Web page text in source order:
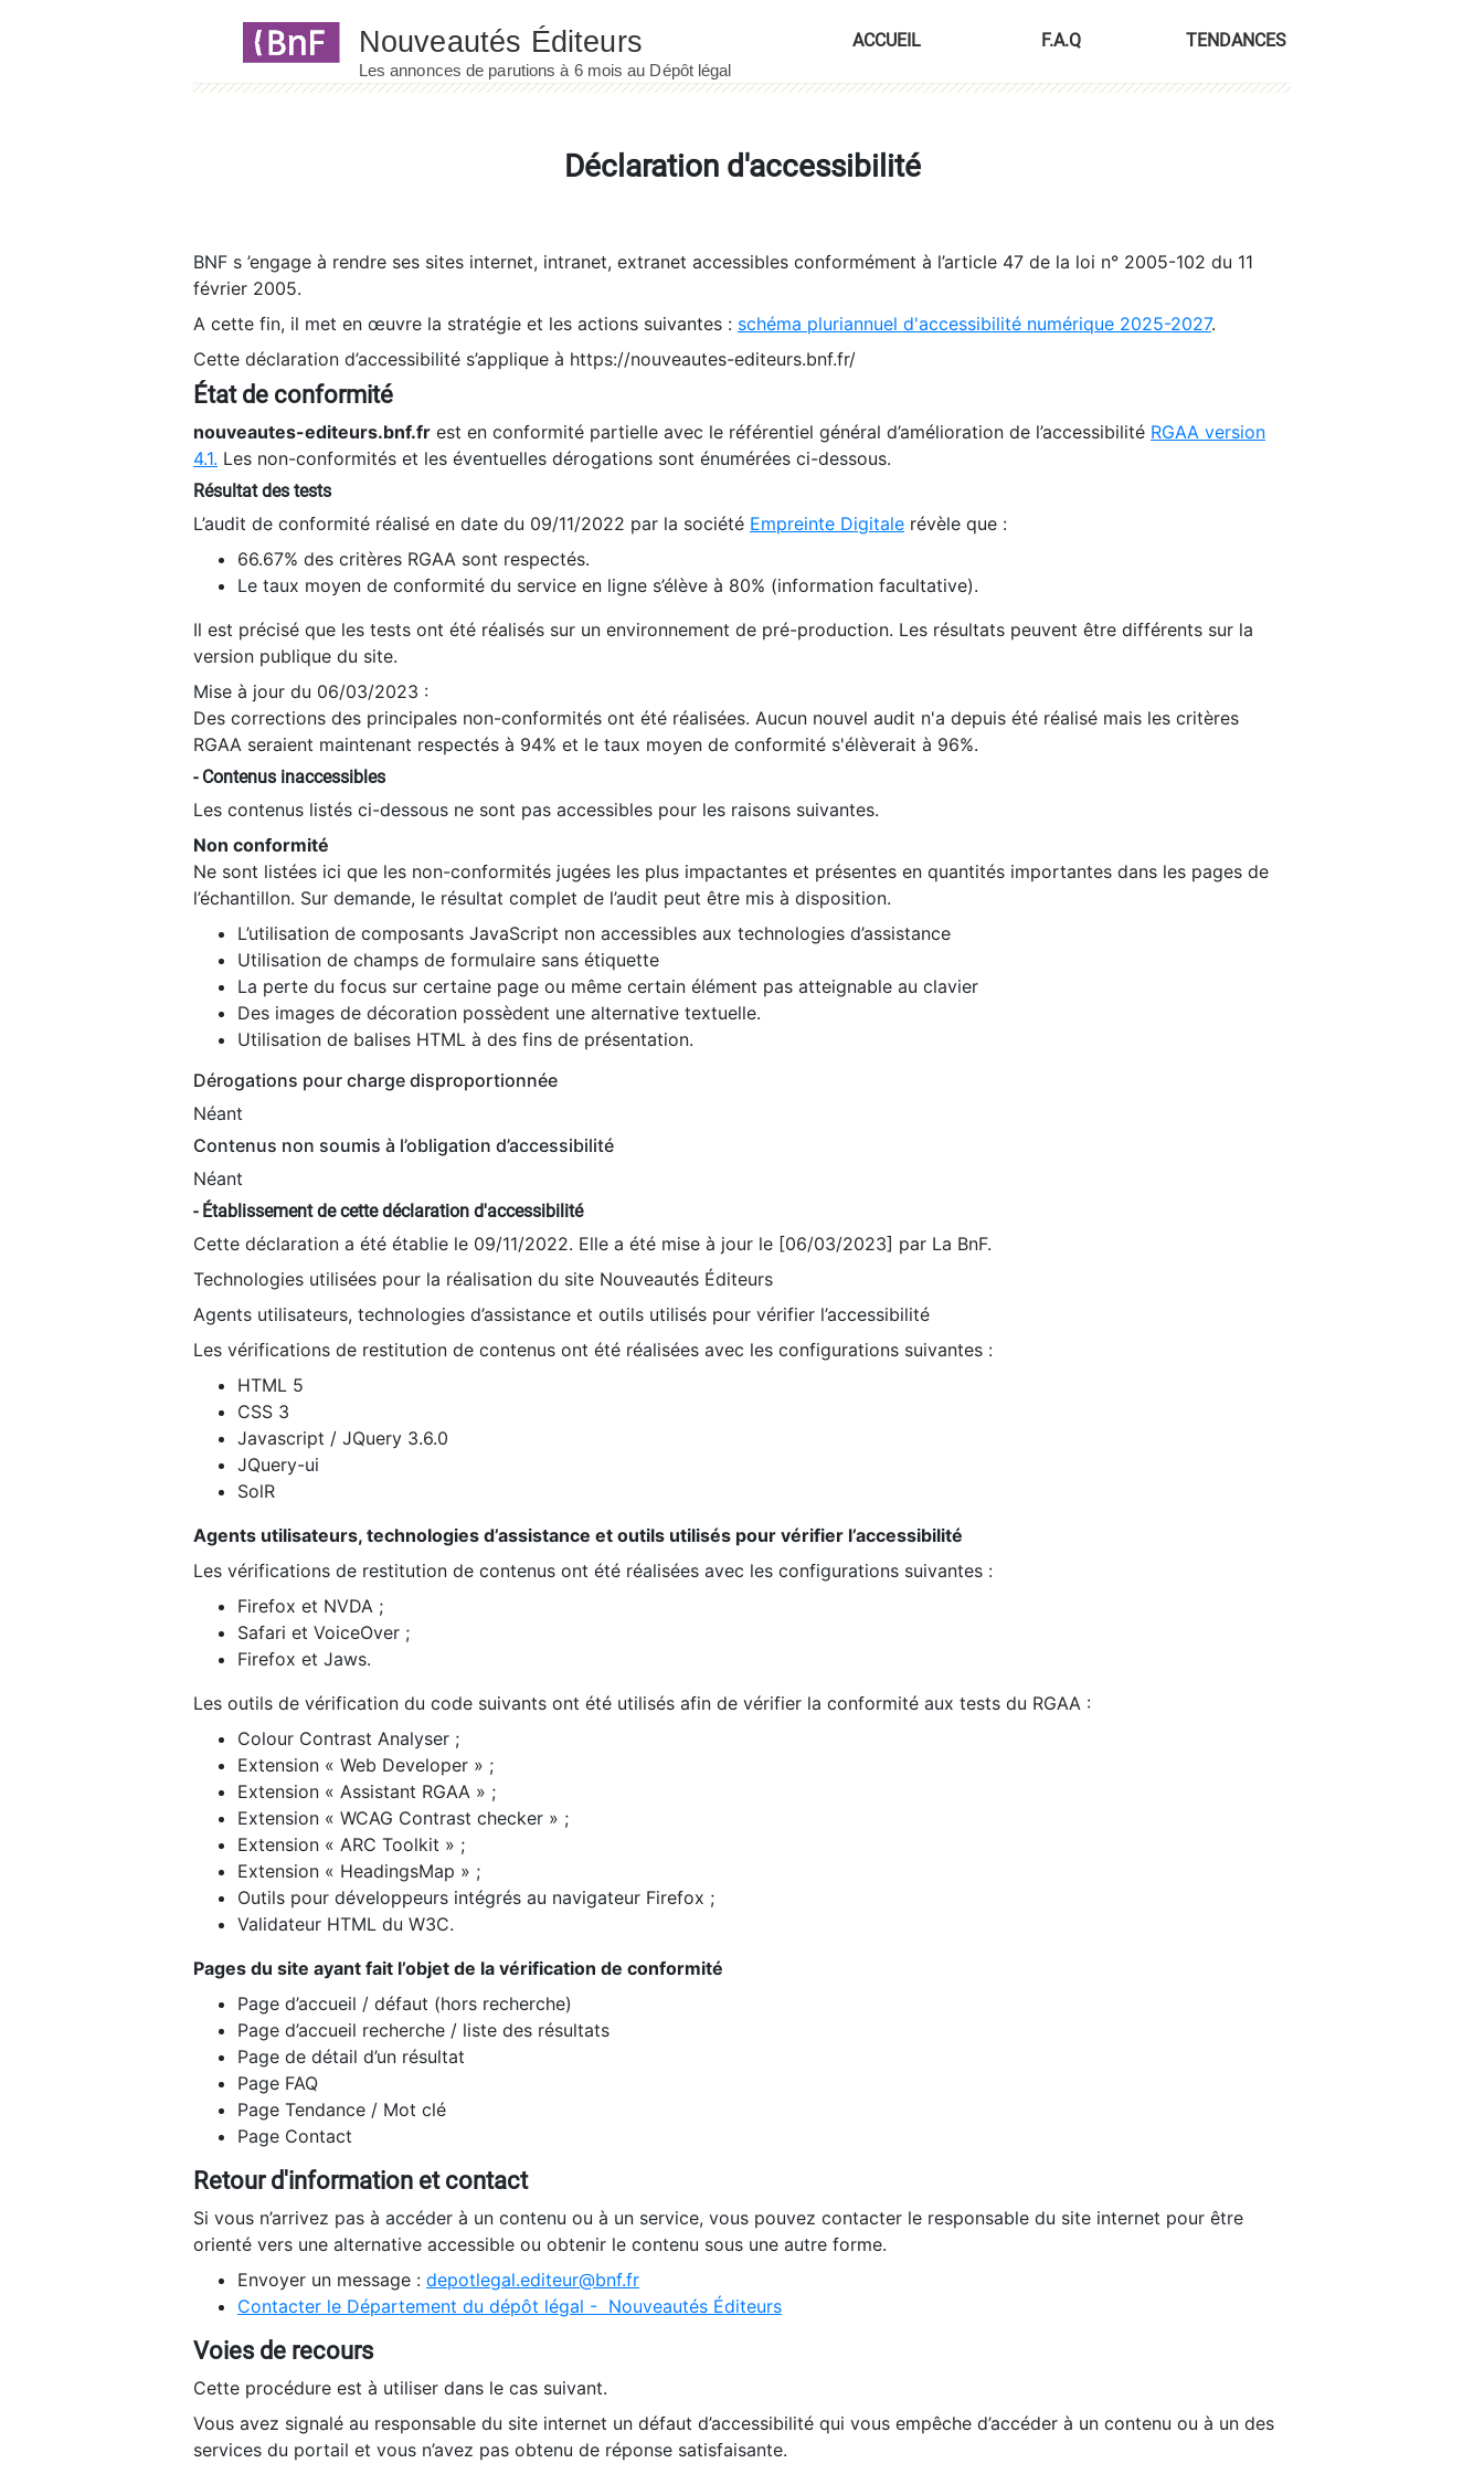
ACCUEIL F.A.Q TENDANCES
Déclaration d'accessibilité
BNF s ’engage à rendre ses sites internet, intranet, extranet accessibles conformément à l’article 47 de la loi n° 2005-102 du 11
février 2005.
A cette fin, il met en œuvre la stratégie et les actions suivantes : schéma pluriannuel d'accessibilité numérique 2025-2027.
Cette déclaration d’accessibilité s’applique à https://nouveautes-editeurs.bnf.fr/
État de conformité
nouveautes-editeurs.bnf.fr est en conformité partielle avec le référentiel général d’amélioration de l’accessibilité RGAA version
4.1. Les non-conformités et les éventuelles dérogations sont énumérées ci-dessous.
Résultat des tests
L’audit de conformité réalisé en date du 09/11/2022 par la société Empreinte Digitale révèle que :
66.67% des critères RGAA sont respectés.
Le taux moyen de conformité du service en ligne s’élève à 80% (information facultative).
Il est précisé que les tests ont été réalisés sur un environnement de pré-production. Les résultats peuvent être différents sur la
version publique du site.
Mise à jour du 06/03/2023 :
Des corrections des principales non-conformités ont été réalisées. Aucun nouvel audit n'a depuis été réalisé mais les critères
RGAA seraient maintenant respectés à 94% et le taux moyen de conformité s'élèverait à 96%.
- Contenus inaccessibles
Les contenus listés ci-dessous ne sont pas accessibles pour les raisons suivantes.
Non conformité
Ne sont listées ici que les non-conformités jugées les plus impactantes et présentes en quantités importantes dans les pages de
l’échantillon. Sur demande, le résultat complet de l’audit peut être mis à disposition.
L’utilisation de composants JavaScript non accessibles aux technologies d’assistance
Utilisation de champs de formulaire sans étiquette
La perte du focus sur certaine page ou même certain élément pas atteignable au clavier
Des images de décoration possèdent une alternative textuelle.
Utilisation de balises HTML à des fins de présentation.
Dérogations pour charge disproportionnée
Néant
Contenus non soumis à l’obligation d’accessibilité
Néant
- Établissement de cette déclaration d'accessibilité
Cette déclaration a été établie le 09/11/2022. Elle a été mise à jour le [06/03/2023] par La BnF.
Technologies utilisées pour la réalisation du site Nouveautés Éditeurs
Agents utilisateurs, technologies d’assistance et outils utilisés pour vérifier l’accessibilité
Les vérifications de restitution de contenus ont été réalisées avec les configurations suivantes :
HTML 5
CSS 3
Javascript / JQuery 3.6.0
JQuery-ui
SolR
Agents utilisateurs, technologies d’assistance et outils utilisés pour vérifier l’accessibilité
Les vérifications de restitution de contenus ont été réalisées avec les configurations suivantes :
Firefox et NVDA ;
Safari et VoiceOver ;
Firefox et Jaws.
Les outils de vérification du code suivants ont été utilisés afin de vérifier la conformité aux tests du RGAA :
Colour Contrast Analyser ;
Extension « Web Developer » ;
Extension « Assistant RGAA » ;
Extension « WCAG Contrast checker » ;
Extension « ARC Toolkit » ;
Extension « HeadingsMap » ;
Outils pour développeurs intégrés au navigateur Firefox ;
Validateur HTML du W3C.
Pages du site ayant fait l’objet de la vérification de conformité
Page d’accueil / défaut (hors recherche)
Page d’accueil recherche / liste des résultats
Page de détail d’un résultat
Page FAQ
Page Tendance / Mot clé
Page Contact
Retour d'information et contact
Si vous n’arrivez pas à accéder à un contenu ou à un service, vous pouvez contacter le responsable du site internet pour être
orienté vers une alternative accessible ou obtenir le contenu sous une autre forme.
Envoyer un message : depotlegal.editeur@bnf.fr
Contacter le Département du dépôt légal - Nouveautés Éditeurs
Voies de recours
Cette procédure est à utiliser dans le cas suivant.
Vous avez signalé au responsable du site internet un défaut d’accessibilité qui vous empêche d’accéder à un contenu ou à un des
services du portail et vous n’avez pas obtenu de réponse satisfaisante.